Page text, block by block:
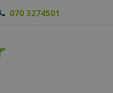
070 3274501